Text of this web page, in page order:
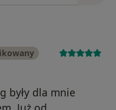
były dla mnie